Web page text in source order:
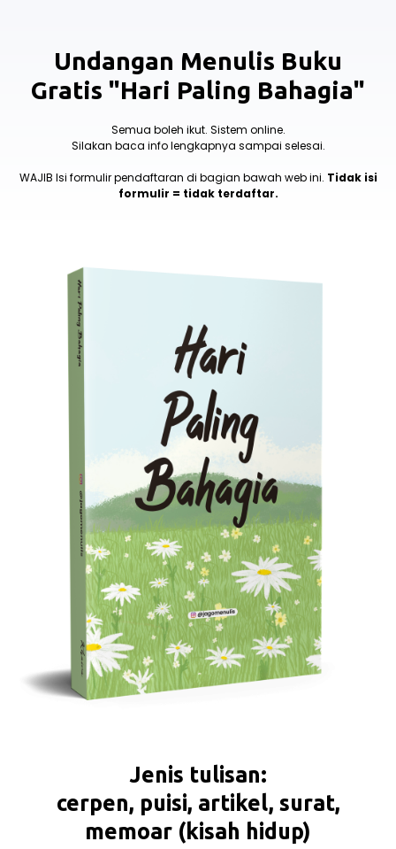
Undangan Menulis Buku
Gratis "Hari Paling Bahagia"
Semua boleh ikut. Sistem online.
Silakan baca info lengkapnya sampai selesai.
WAJIB Isi formulir pendaftaran di bagian bawah web ini. Tidak isi
formulir = tidak terdaftar.
Jenis tulisan:
cerpen, puisi, artikel, surat,
memoar (kisah hidup)